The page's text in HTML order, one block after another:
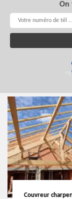
On
Couvreur